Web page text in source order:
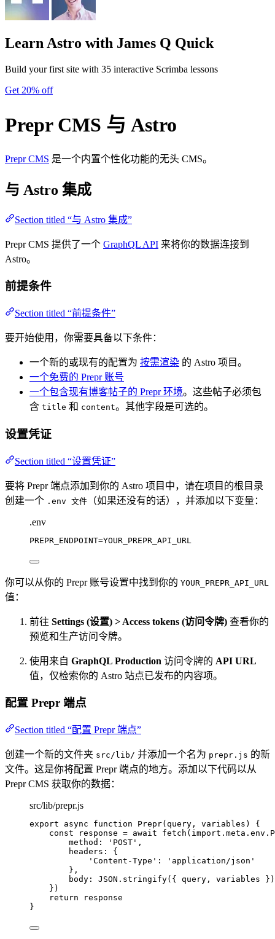
Learn Astro with James Q Quick
Build your first site with 35 interactive Scrimba lessons
Get 20% off
Prepr CMS 与 Astro
Prepr CMS 是一个内置个性化功能的无头 CMS。
与 Astro 集成
Section titled “与 Astro 集成”
Prepr CMS 提供了一个 GraphQL API 来将你的数据连接到
Astro。
前提条件
Section titled “前提条件”
要开始使用，你需要具备以下条件：
一个新的或现有的配置为 按需渲染 的 Astro 项目。
一个免费的 Prepr 账号
一个包含现有博客帖子的 Prepr 环境。这些帖子必须包
含 title 和 content。其他字段是可选的。
设置凭证
Section titled “设置凭证”
要将 Prepr 端点添加到你的 Astro 项目中，请在项目的根目录
创建一个 .env 文件 （如果还没有的话），并添加以下变量：
.env
PREPR_ENDPOINT=YOUR_PREPR_API_URL
你可以从你的 Prepr 账号设置中找到你的 YOUR_PREPR_API_URL
值：
前往 Settings (设置) > Access tokens (访问令牌) 查看你的
预览和生产访问令牌。
使用来自 GraphQL Production 访问令牌的 API URL
值，仅检索你的 Astro 站点已发布的内容项。
配置 Prepr 端点
Section titled “配置 Prepr 端点”
创建一个新的文件夹 src/lib/ 并添加一个名为 prepr.js 的新
文件。这是你将配置 Prepr 端点的地方。添加以下代码以从
Prepr CMS 获取你的数据：
src/lib/prepr.js
export async function Prepr( query , variables )
{
const
response = await fetch ( import. meta . env .
method:
' POST ' ,
headers: {
' Content-Type ' : ' application/json '
} ,
body: JSON . stringify( { query , variables } )
} )
return
response
}